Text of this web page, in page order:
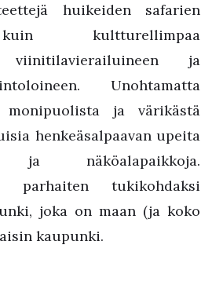
huikeiden safarien
kultturellimpaa
viinitilavierailuineen ja
Unohtamatta
monipuolista ja värikästä
henkeäsalpaavan upeita
ja näköalapaikkoja.
parhaiten tukikohdaksi
joka on maan (ja koko
kaupunki.